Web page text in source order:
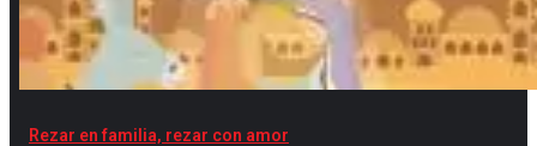
Rezar en familia, rezar con amor